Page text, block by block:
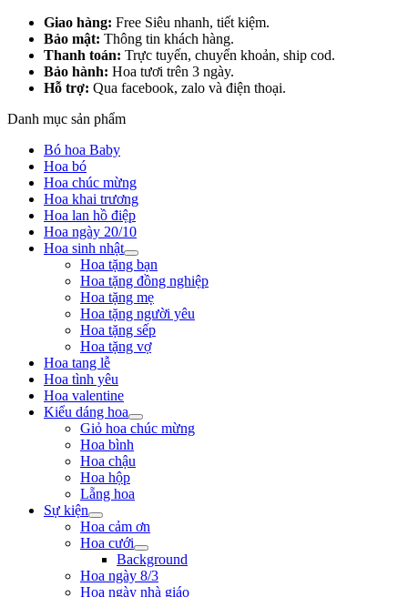
Giao hàng: Free Siêu nhanh, tiết kiệm.
Bảo mật: Thông tin khách hàng.
Thanh toán: Trực tuyến, chuyển khoản, ship cod.
Bảo hành: Hoa tươi trên 3 ngày.
Hỗ trợ: Qua facebook, zalo và điện thoại.
Danh mục sản phẩm
Bó hoa Baby
Hoa bó
Hoa chúc mừng
Hoa khai trương
Hoa lan hồ điệp
Hoa ngày 20/10
Hoa sinh nhật
Hoa tặng bạn
Hoa tặng đồng nghiệp
Hoa tặng mẹ
Hoa tặng người yêu
Hoa tặng sếp
Hoa tặng vợ
Hoa tang lễ
Hoa tình yêu
Hoa valentine
Kiểu dáng hoa
Giỏ hoa chúc mừng
Hoa bình
Hoa chậu
Hoa hộp
Lẵng hoa
Sự kiện
Hoa cảm ơn
Hoa cưới
Background
Hoa ngày 8/3
Hoa ngày nhà giáo